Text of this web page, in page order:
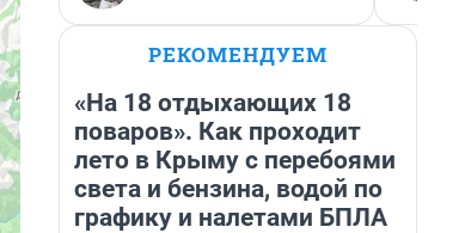
РЕКОМЕНДУЕМ
«На 18 отдыхающих 18
поваров». Как проходит
лето в Крыму с перебоями
света и бензина, водой по
графику и налетами БПЛА